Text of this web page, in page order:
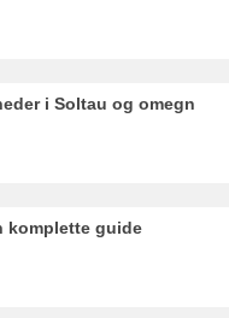
i Soltau og omegn
komplette guide